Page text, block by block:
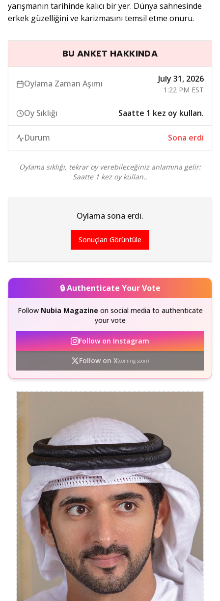
yarışmanın tarihinde kalıcı bir yer. Dünya sahnesinde
erkek güzelliğini ve karizmasını temsil etme onuru.
BU ANKET HAKKINDA
Oylama Zaman Aşımı July 31, 2026
1:22 PM EST
Oy Sıklığı Saatte 1 kez oy kullan.
Durum Sona erdi
Oylama sıklığı, tekrar oy verebileceğiniz anlamına gelir:
Saatte 1 kez oy kullan..
Oylama sona erdi.
Sonuçları Görüntüle
🔒 Authenticate Your Vote
Follow Nubia Magazine on social media to authenticate
your vote
Follow on Instagram
Follow on X(coming soon)